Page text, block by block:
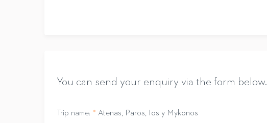
You can send your enquiry via the form below.
Trip name: * Atenas, Paros, Ios y Mykonos